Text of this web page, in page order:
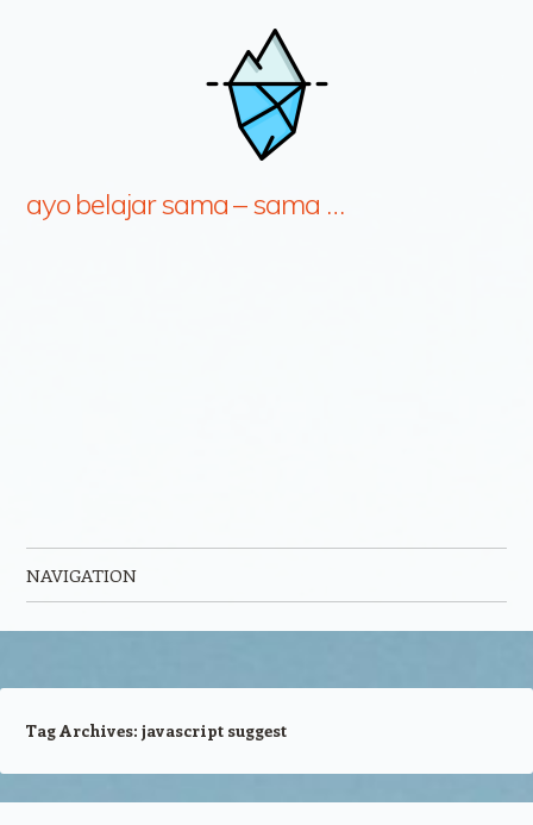
ayo belajar sama – sama …
NAVIGATION
Tag Archives: javascript suggest